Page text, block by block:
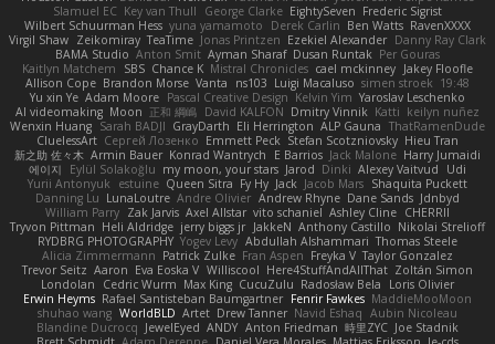
Slamuel EC Key van Thull George Clarke EightySeven Frederic Sigrist
Wilbert Schuurman Hess yuna yamamoto Derek Carlin Ben Watts RavenXXXX
Virgil Shaw Zeikomiray TeaTime Jonas Printzen Ezekiel Alexander Danny Ray Clark
BAMA Studio Anton Smit Ayman Sharaf Dusan Runtak Per Gouras
Kaitlyn Matchem
SBS Chance K Mistral Chronicles cael mckinney Jakey Floofle
Allison Cope Brandon Morse Vanta ns103 Luigi Macaluso simen stroek 19:48
Yu xin Ye Adam Moore Pascal Creative Design Kelvin Yim Yaroslav Leschenko
AI videomaking Moon 正和 綱嶋 David KALFON Dmitry Vinnik Katti keilyn nuñez
Wenxin Huang Sarah BADJI GrayDarth Eli Herrington ALP Gauna ThatRamenDude
CluelessArt Cергей Лозенко Emmett Peck Stefan Scotzniovsky Hieu Tran
新之助 佐々木 Armin Bauer Konrad Wantrych E Barrios Jack Malone Harry Jumaidi
에이지
Eylül Solakoğlu my moon, your stars Jarod Dinki Alexey Vaitvud
Udi
Yurii Antonyuk
estuine Queen Sitra Fy Hy Jack Jacob Mars Shaquita Puckett
Danning Lu LunaLoutre Andre Olivier Andrew Rhyne Dane Sands Jdnbyd
William Parry Zak Jarvis Axel Allstar vito schaniel Ashley Cline CHERRII
Tryvon Pittman Heli Aldridge jerry biggs jr JakkeN Anthony Castillo Nikolai Strelioff
RYDBRG PHOTOGRAPHY Yogev Levy Abdullah Alshammari Thomas Steele
Alicia Zimmermann Patrick Zulke Fran Aspen Freyka V Taylor Gonzalez
Trevor Seitz Aaron Eva Eoska V Williscool Here4StuffAndAllThat Zoltán Simon
Londolan
Cedric Wurm Max King CucuZulu Radosław Bela
Loris Olivier
Erwin Heyms Rafael Santisteban Baumgartner Fenrir Fawkes MaddieMooMoon
shuhao wang WorldBLD Artet Drew Tanner Navid Eshaq Aubin Nicoleau
Blandine Ducrocq JewelEyed ANDY Anton Friedman 時里ZYC Joe Stadnik